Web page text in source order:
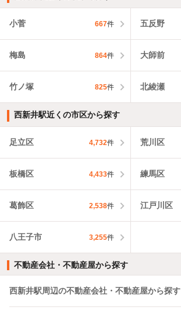
小菅 667件 五反野
梅島 864件 大師前
竹ノ塚 825件 北綾瀬
西新井駅近くの市区から探す
足立区 4,732件 荒川区
板橋区 4,433件 練馬区
葛飾区 2,538件 江戸川区
八王子市 3,255件
不動産会社・不動産屋から探す
西新井駅周辺の不動産会社・不動産屋から探す